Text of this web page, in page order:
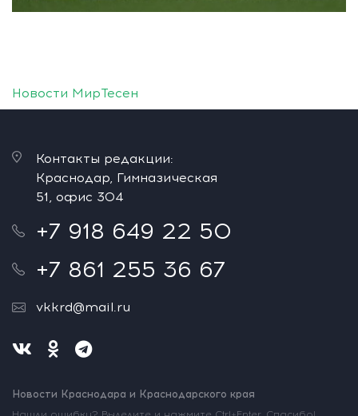
Новости МирТесен
Контакты редакции:
Краснодар, Гимназическая
51, офис 304
+7 918 649 22 50
+7 861 255 36 67
vkkrd@mail.ru
Новости Краснодара и Краснодарского края